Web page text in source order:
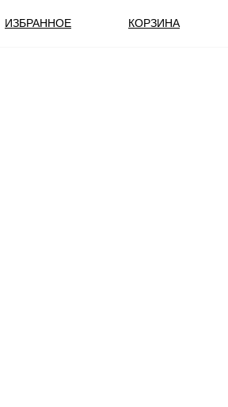
КОРЗИНА
ИЗБРАННОЕ